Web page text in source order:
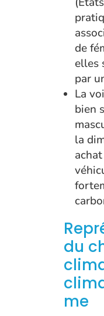
de
elles
par
La
bien
la
du
me